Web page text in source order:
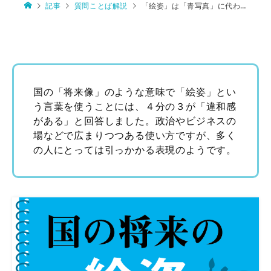
記事 質問ことば解説 「絵姿」は「青写真」に代わりたい？
国の「将来像」のような意味で「絵姿」とい
う言葉を使うことには、４分の３が「違和感
がある」と回答しました。政治やビジネスの
場などで広まりつつある使い方ですが、多く
の人にとっては引っかかる表現のようです。